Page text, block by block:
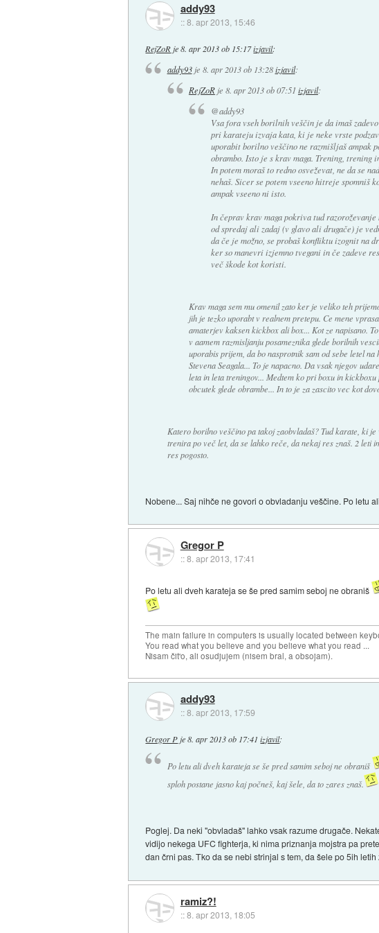
addy93
::8. apr 2013, 15:46
RejZoR je8. apr 2013 ob 15:17izjavil:
addy93je 8. apr 2013 ob 13:28 izjavil:
RejZoRje 8. apr 2013 ob 07:51 izjavil:
@addy93
Vsa fora vseh borilnih veščin je da imaš
pri karateju izvaja kata, ki je neke vrste
uporabit borilno veščino ne razmišljaš ampak
obrambo. Isto je s krav maga. Trening, trening
In potem moraš to redno osveževat, ne da se
nehaš. Sicer se potem vseeno hitreje spomniš
ampak vseeno ni isto.
In čeprav krav maga pokriva tud
od spredaj ali zadaj (v glavo ali drugače) je
da če je možno, se probaš konfliktu izognit na
ker so manevri izjemno tvegani in če zadeve
več škode kot koristi.
Krav maga sem mu omenil zato ker je veliko teh
jih je tezko uporabt v realnem pretepu. Ce mene
amaterjev kaksen kickbox ali box... Kot ze napisano.
v aamem razmisljanju posameznika glede borilnih
uporabis prijem, da bo nasprotnik sam od sebe letel
Stevena Seagala... To je napacno. Da vsak njegov
leta in leta treningov... Medtem ko pri boxu in
obcutek glede obrambe... In to je za zascito vec kot
Katero borilno veščino pa takoj zaobvladaš? Tud karate, ki
trenira po več let, da se lahko reče, da nekaj res znaš. 2 leti
res pogosto.
Nobene... Saj nihče ne govori o obvladanju veščine. Po letu
Gregor P
::8. apr 2013, 17:41
Po letu ali dveh karateja se še pred samim seboj ne obraniš
The main failure in computers is usually located between
You read what you believe and you believe what you read ...
Nisam čit'o, ali osudjujem (nisem bral, a obsojam).
addy93
::8. apr 2013, 17:59
Gregor P je8. apr 2013 ob 17:41 izjavil:
Po letu ali dveh karateja se še pred samim seboj ne obraniš
sploh postane jasno kaj počneš, kaj šele, da to zares znaš.
Poglej. Da neki "obvladaš" lahko vsak razume drugače.
vidijo nekega UFC fighterja, ki nima priznanja mojstra pa
dan črni pas. Tko da se nebi strinjal s tem, da šele po 5ih
ramiz?!
::8. apr 2013, 18:05